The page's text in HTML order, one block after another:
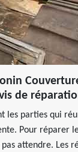
de
les parties qui
Pour réparer
attendre. Les